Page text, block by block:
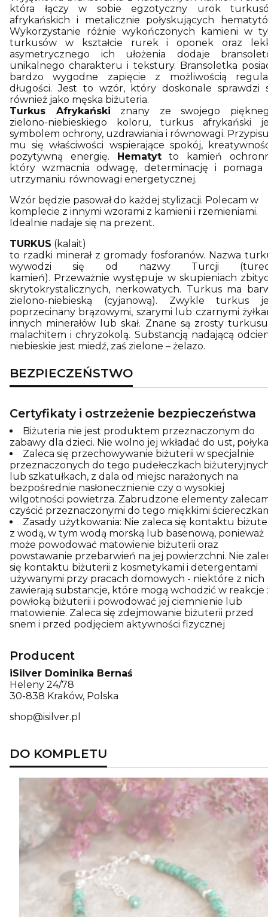
która łączy w sobie egzotyczny urok
afrykańskich i metalicznie połyskujących
Wykorzystanie różnie wykończonych kamieni w
turkusów w kształcie rurek i oponek oraz
asymetrycznego ich ułożenia dodaje
unikalnego charakteru i tekstury. Bransoletka
bardzo wygodne zapięcie z możliwością
długości. Jest to wzór, który doskonale sprawdzi
również jako męska biżuteria.
Turkus Afrykański znany ze swojego
zielono-niebieskiego koloru, turkus afrykański
symbolem ochrony, uzdrawiania i równowagi.
mu się właściwości wspierające spokój,
pozytywną energię. Hematytto kamień
który wzmacnia odwagę, determinację i pomaga
utrzymaniu równowagi energetycznej.
Wzór będzie pasował do każdej stylizacji. Polecam w
komplecie z innymi wzorami z kamieni i rzemieniami.
Idealnie nadaje się na prezent.
TURKUS (kalait)
to rzadki minerał z gromady fosforanów. Nazwa
wywodzi się od nazwy Turcji
kamień). Przeważnie występuje w skupieniach
skrytokrystalicznych, nerkowatych. Turkus ma
zielono-niebieską (cyjanową). Zwykle turkus
poprzecinany brązowymi, szarymi lub czarnymi
innych minerałów lub skał. Znane są zrosty
malachitem i chryzokolą. Substancją nadającą
niebieskie jest miedź, zaś zielone – żelazo.
BEZPIECZEŃSTWO
Certyfikaty i ostrzeżenie bezpieczeństwa
Biżuteria nie jest produktem przeznaczonym do
zabawy dla dzieci. Nie wolno jej wkładać do ust,
Zaleca się przechowywanie biżuterii w specjalnie
przeznaczonych do tego pudełeczkach
lub szkatułkach, z dala od miejsc narażonych na
bezpośrednie nasłonecznienie czy o wysokiej
wilgotności powietrza. Zabrudzone elementy
czyścić przeznaczonymi do tego miękkimi
Zasady użytkowania: Nie zaleca się kontaktu
z wodą, w tym wodą morską lub basenową, ponieważ
może powodować matowienie biżuterii oraz
powstawanie przebarwień na jej powierzchni. Nie
się kontaktu biżuterii z kosmetykami i detergentami
używanymi przy pracach domowych - niektóre z nich
zawierają substancje, które mogą wchodzić w reakcje
powłoką biżuterii i powodować jej ciemnienie lub
matowienie. Zaleca się zdejmowanie biżuterii przed
snem i przed podjęciem aktywności fizycznej
Producent
iSilver Dominika Bernaś
Heleny 24/78
30-838 Kraków, Polska
shop@isilver.pl
DO KOMPLETU